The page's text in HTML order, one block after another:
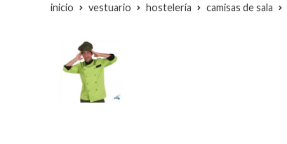
inicio vestuario hostelería camisas de sala